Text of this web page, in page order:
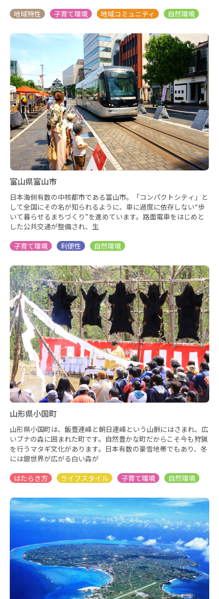
富山県富山市
日本海側有数の中核都市である富山市。「コンパクトシティ」と
して全国にその名が知られるように、車に過度に依存しない“歩
いて暮らせるまちづくり”を進めています。路面電車をはじめと
した公共交通が整備され、生
山形県小国町
山形県小国町は、飯豊連峰と朝日連峰という山脈にはさまれ、広
いブナの森に囲まれた町です。自然豊かな町だからこそ今も狩猟
を行うマタギ文化があります。日本有数の豪雪地帯でもあり、冬
には銀世界が広がる白い森が